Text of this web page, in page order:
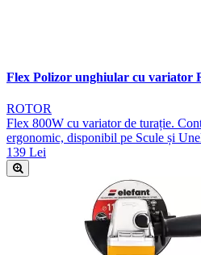
Flex Polizor unghiular cu variator
ROTOR
Flex 800W cu variator de turație.
ergonomic, disponibil pe Scule și
139 Lei